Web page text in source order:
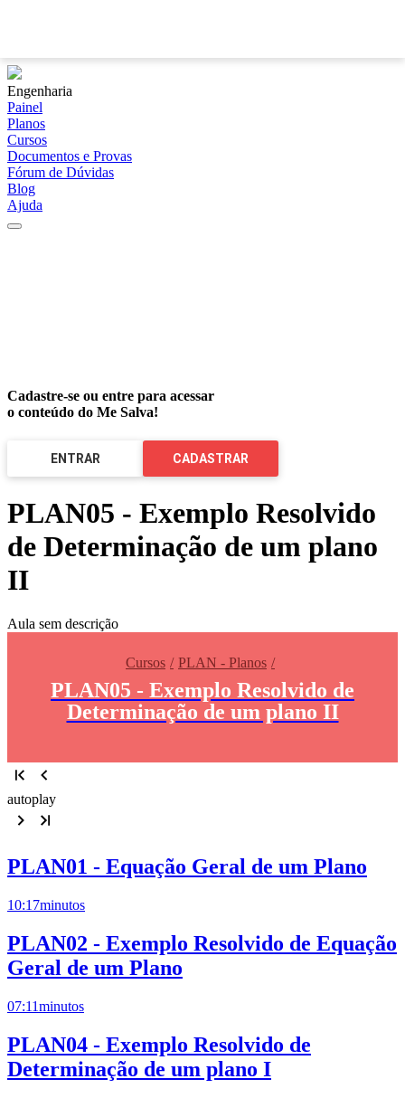
Engenharia
Painel
Planos
Cursos
Documentos e Provas
Fórum de Dúvidas
Blog
Ajuda
Cadastre-se ou entre para acessar
o conteúdo do Me Salva!
ENTRAR CADASTRAR
PLAN05 - Exemplo Resolvido
de Determinação de um plano
II
Aula sem descrição
Cursos PLAN - Planos
PLAN05 - Exemplo Resolvido de
Determinação de um plano II
autoplay
PLAN01 - Equação Geral de um Plano
10:17minutos
PLAN02 - Exemplo Resolvido de Equação
Geral de um Plano
07:11minutos
PLAN04 - Exemplo Resolvido de
Determinação de um plano I